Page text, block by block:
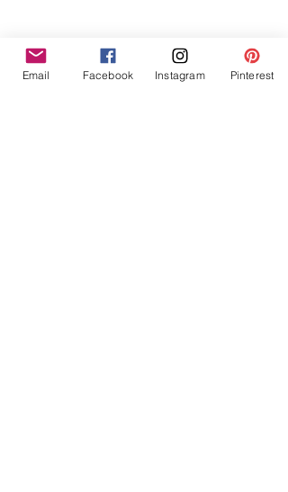
Email Facebook Instagram Pinterest